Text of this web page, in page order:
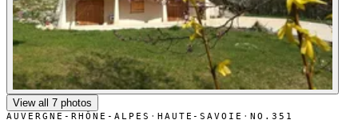
View all 7 photos
AUVERGNE-RHÔNE-ALPES · HAUTE-SAVOIE ·NO.351